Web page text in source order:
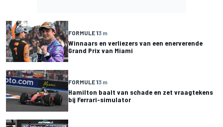
FORMULE 13 m
Winnaars en verliezers van een enerverende
Grand Prix van Miami
FORMULE 13 m
Hamilton baalt van schade en zet vraagtekens
bij Ferrari-simulator